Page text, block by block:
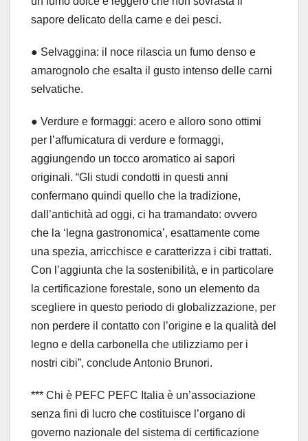
sapore delicato della carne e dei pesci.
● Selvaggina: il noce rilascia un fumo denso e
amarognolo che esalta il gusto intenso delle carni
selvatiche.
● Verdure e formaggi: acero e alloro sono ottimi
per l’affumicatura di verdure e formaggi,
aggiungendo un tocco aromatico ai sapori
originali. “Gli studi condotti in questi anni
confermano quindi quello che la tradizione,
dall’antichità ad oggi, ci ha tramandato: ovvero
che la ‘legna gastronomica’, esattamente come
una spezia, arricchisce e caratterizza i cibi trattati.
Con l’aggiunta che la sostenibilità, e in particolare
la certificazione forestale, sono un elemento da
scegliere in questo periodo di globalizzazione, per
non perdere il contatto con l’origine e la qualità del
legno e della carbonella che utilizziamo per i
nostri cibi”, conclude Antonio Brunori.
*** Chi è PEFC PEFC Italia è un’associazione
senza fini di lucro che costituisce l’organo di
governo nazionale del sistema di certificazione